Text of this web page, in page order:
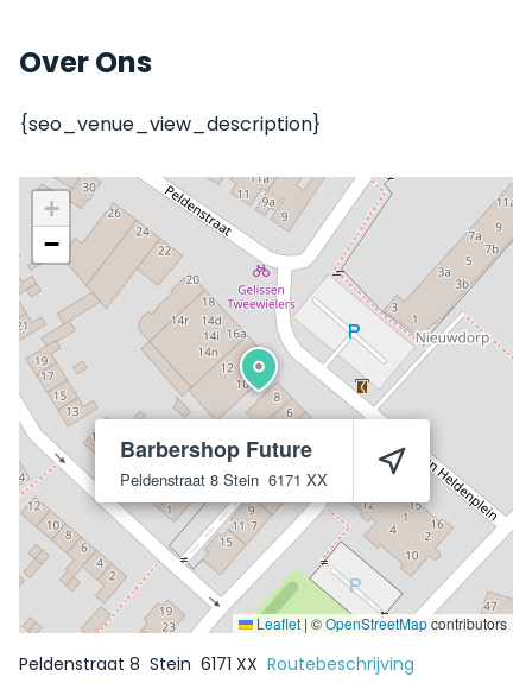
Over Ons
{seo_venue_view_description}
Barbershop Future
Peldenstraat 8 Stein 6171 XX
+
−
Leaflet | ©OpenStreetMapcontributors
Peldenstraat 8 Stein 6171 XX Routebeschrijving